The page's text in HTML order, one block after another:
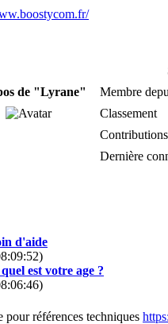
de "Lyrane"
Membre
Classement
Contributions
Dernière
d'aide
est votre age ?
pour références techniques